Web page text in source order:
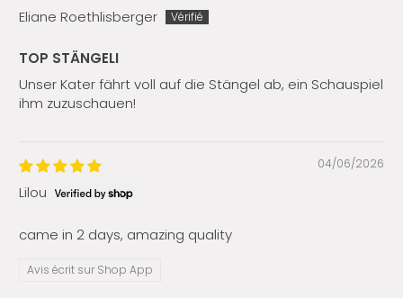
Eliane Roethlisberger
TOP STÄNGELI
Unser Kater fährt voll auf die Stängel ab, ein Schauspiel
ihm zuzuschauen!
04/06/2026
Lilou
came in 2 days, amazing quality
Avis écrit sur Shop App